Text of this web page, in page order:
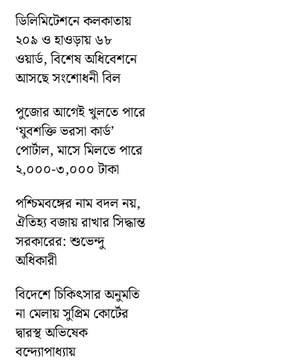
ডিলিমিটেশনে কলকাতায়
২০৯ ও হাওড়ায় ৬৮
ওয়ার্ড, বিশেষ অধিবেশনে
আসছে সংশোধনী বিল
পুজোর আগেই খুলতে পারে
‘যুবশক্তি ভরসা কার্ড’
পোর্টাল, মাসে মিলতে পারে
২,০০০-৩,০০০ টাকা
পশ্চিমবঙ্গের নাম বদল নয়,
ঐতিহ্য বজায় রাখার সিদ্ধান্ত
সরকারের: শুভেন্দু
অধিকারী
বিদেশে চিকিৎসার অনুমতি
না মেলায় সুপ্রিম কোর্টের
দ্বারস্থ অভিষেক
বন্দ্যোপাধ্যায়